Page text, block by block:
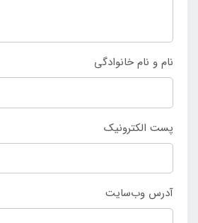
نام و نام خانوادگی
پست الکترونیک
آدرس وب‌سایت